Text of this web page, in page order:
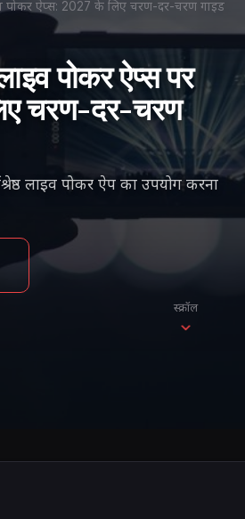
पोकर ऐप्स: 2027 के लिए चरण-दर-चरण गाइड
पोकर ऐप्स पर
चरण-दर-चरण
लाइव पोकर ऐप का उपयोग करना
स्क्रॉल